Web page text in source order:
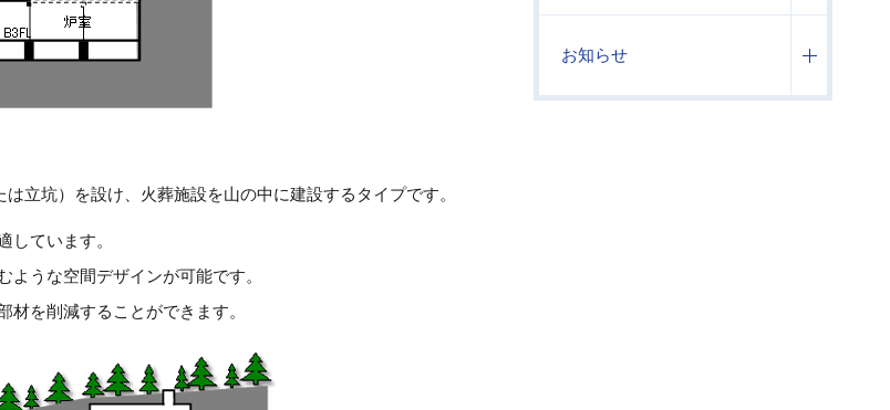
立坑）を設け、火葬施設を山の中に建設するタイプです。
ています。
うな空間デザインが可能です。
を削減することができます。
お知らせ